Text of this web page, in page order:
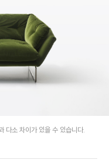
다소 차이가 있을 수 있습니다.